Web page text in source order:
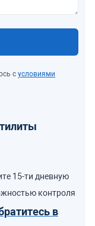
с условиями
15-ти дневную
контроля
в